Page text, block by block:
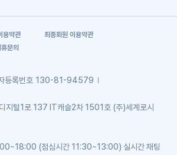
용약관
최종회원 이용약관
문의
등록번호 130-81-94579
지털1로 137 IT캐슬2차 1501호 (주)세계로시
(점심시간 11:30~13:00) 실시간 채팅